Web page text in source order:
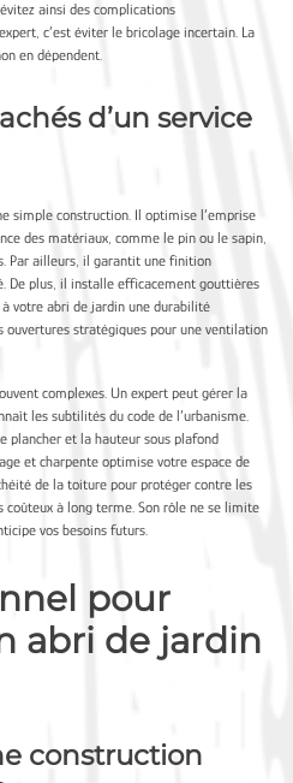
ainsi des complications
c’est éviter le bricolage incertain. La
en dépendent.
d’un service
simple construction. Il optimise l’emprise
des matériaux, comme le pin ou le sapin,
Par ailleurs, il garantit une finition
De plus, il installe efficacement gouttières
votre abri de jardin une durabilité
stratégiques pour une ventilation
complexes. Un expert peut gérer la
les subtilités du code de l’urbanisme.
plancher et la hauteur sous plafond
et charpente optimise votre espace de
de la toiture pour protéger contre les
coûteux à long terme. Son rôle ne se limite
vos besoins futurs.
pour
abri de jardin
construction